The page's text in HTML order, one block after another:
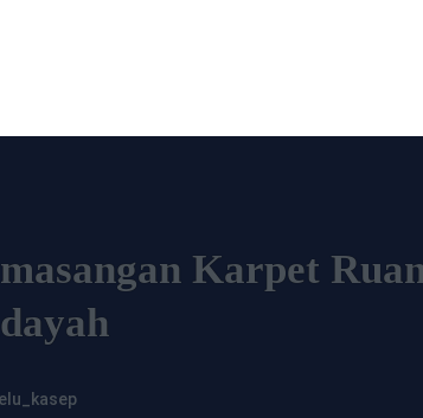
Karpet
elu_kasep